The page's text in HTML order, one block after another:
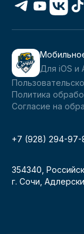
Для iOS и
Политика
Согласие на
+7 (928) 294-97-
354340,
г. Сочи,